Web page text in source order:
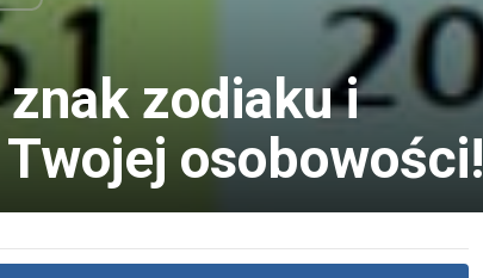
zodiaku i
osobowości!